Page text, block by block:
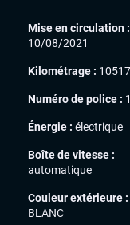
Mise en circulation :
10/08/2021
Kilométrage :
Numéro de police :
Énergie : électrique
Boîte de vitesse :
automatique
Couleur extérieure :
BLANC